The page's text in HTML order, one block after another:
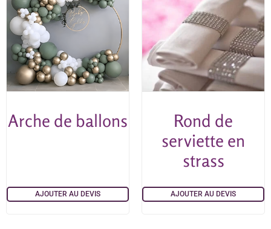
Arche de ballons
AJOUTER AU DEVIS
Rond de
serviette en
strass
AJOUTER AU DEVIS